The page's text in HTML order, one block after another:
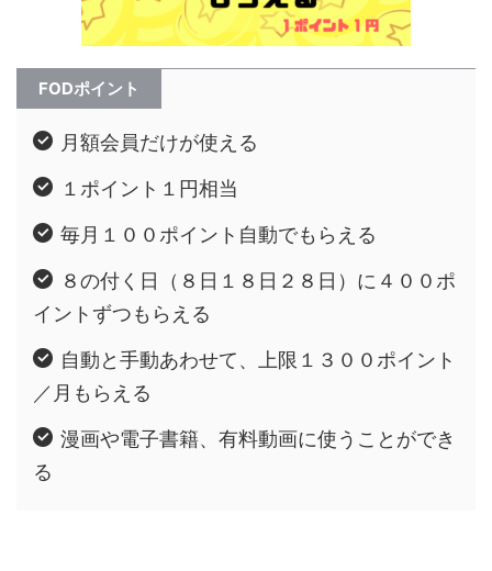
FODポイント
月額会員だけが使える
１ポイント１円相当
毎月１００ポイント自動でもらえる
８の付く日（８日１８日２８日）に４００ポ
イントずつもらえる
自動と手動あわせて、上限１３００ポイント
／月もらえる
漫画や電子書籍、有料動画に使うことができ
る